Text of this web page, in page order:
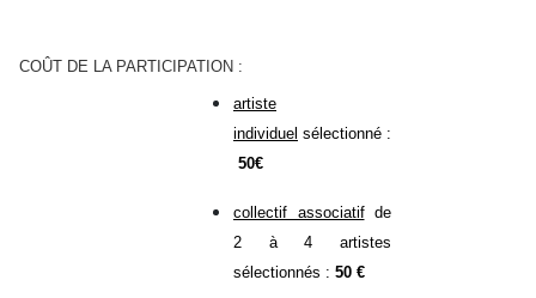
COÛT DE LA PARTICIPATION :
artiste
individuel sélectionné :
50€
collectif associatifde
2 à 4 artistes
sélectionnés : 50 €